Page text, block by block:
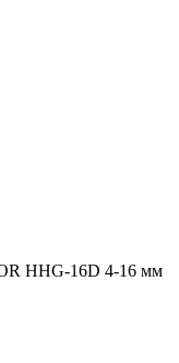
HHG-16D 4-16 мм